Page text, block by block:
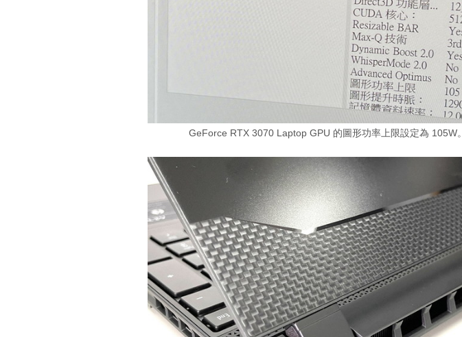
GeForce RTX 3070 Laptop GPU 的圖形功率上限設定為 105W。